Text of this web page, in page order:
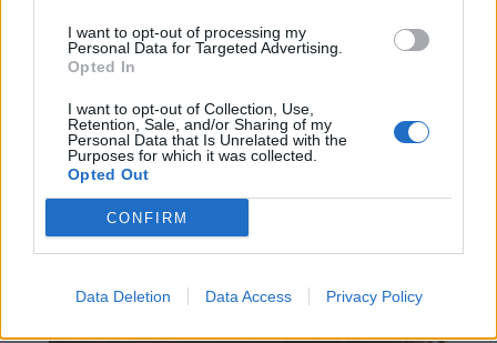
I want to opt-out of processing my
Personal Data for Targeted Advertising.
Opted In
I want to opt-out of Collection, Use,
Retention, Sale, and/or Sharing of my
Personal Data that Is Unrelated with the
Purposes for which it was collected.
Opted Out
CONFIRM
Data Deletion Data Access Privacy Policy
που να ολοκληρώνει τη χαρά μου. Το “ Ηιόνη
, τον πιο ζεν χώρο του ξενοδοχείου!
Προσκαλεί τον φιλοξενούμενο να ανακαλύψει
εκτός από την άγρια ομορφιά και γοητεία της
Μάνης, τις καταπληκτικές θεραπείες
προσώπου και σώματος, με αγνά φρέσκα
υλικά, που συλλέγουν οι ίδιοι οι ιδιοκτήτες του